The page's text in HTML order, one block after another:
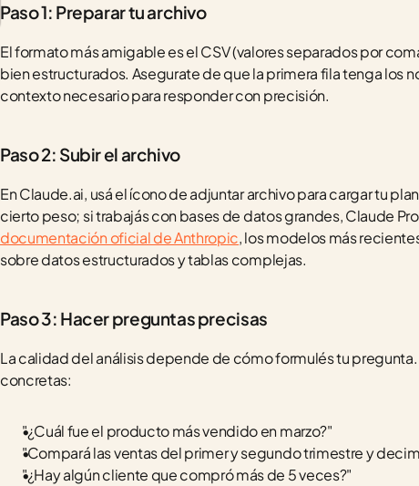
Paso 1: Preparar tu archivo
El formato más amigable es el CSV (valores separados por
bien estructurados. Asegurate de que la primera fila tenga los
contexto necesario para responder con precisión.
Paso 2: Subir el archivo
En Claude.ai, usá el ícono de adjuntar archivo para cargar tu
documentación oficial de Anthropic, los modelos más
sobre datos estructurados y tablas complejas.
Paso 3: Hacer preguntas precisas
La calidad del análisis depende de cómo formulés tu
concretas:
"¿Cuál fue el producto más vendido en marzo?"
"Compará las ventas del primer y segundo trimestre y
"¿Hay algún cliente que compró más de 5 veces?"